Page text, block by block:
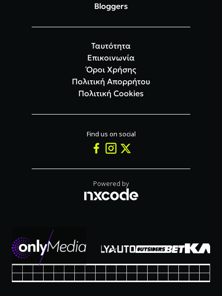
Bloggers
Ταυτότητα
Επικοινωνία
Όροι Χρήσης
Πολιτική Απορρήτου
Πολιτική Cookies
Powered by